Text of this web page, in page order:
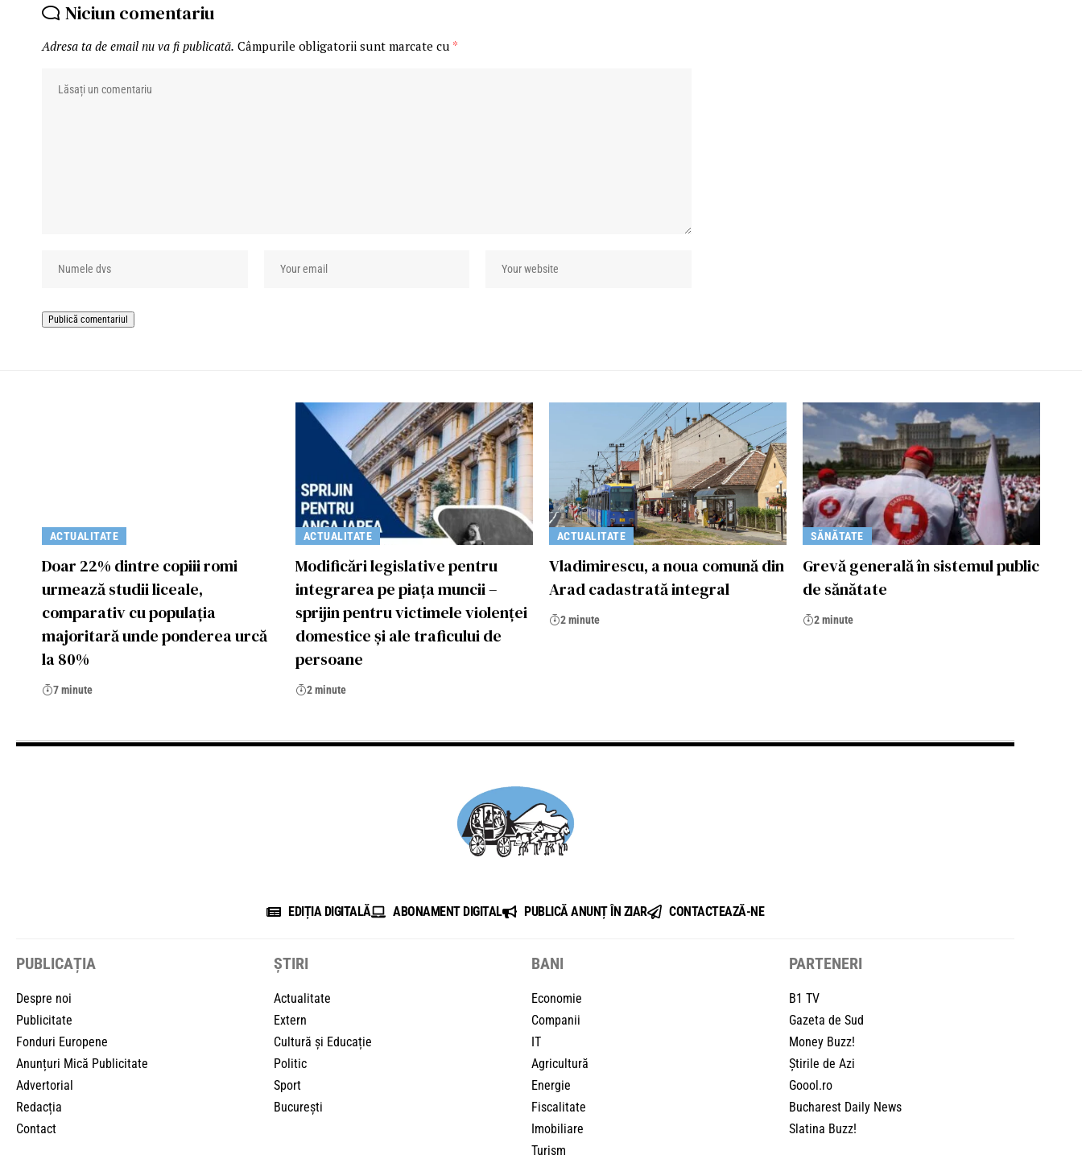
Niciun comentariu
Adresa ta de email nu va fi publicată. Câmpurile obligatorii sunt marcate cu *
ACTUALITATE
Doar 22% dintre copiii romi
urmează studii liceale,
comparativ cu populația
majoritară unde ponderea urcă
la 80%
7 minute
ACTUALITATE
Modificări legislative pentru
integrarea pe piața muncii –
sprijin pentru victimele violenței
domestice și ale traficului de
persoane
2 minute
ACTUALITATE
Vladimirescu, a noua comună din
Arad cadastrată integral
2 minute
SĂNĂTATE
Grevă generală în sistemul public
de sănătate
2 minute
EDIȚIA DIGITALĂ ABONAMENT DIGITAL PUBLICĂ ANUNȚ ÎN ZIAR CONTACTEAZĂ-NE
PUBLICAȚIA
Despre noi
Publicitate
Fonduri Europene
Anunțuri Mică Publicitate
Advertorial
Redacția
Contact
ȘTIRI
Actualitate
Extern
Cultură și Educație
Politic
Sport
București
BANI
Economie
Companii
IT
Agricultură
Energie
Fiscalitate
Imobiliare
Turism
PARTENERI
B1 TV
Gazeta de Sud
Money Buzz!
Știrile de Azi
Goool.ro
Bucharest Daily News
Slatina Buzz!